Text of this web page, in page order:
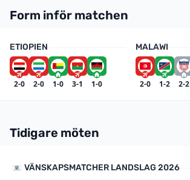
Form inför matchen
ETIOPIEN
2-0 2-0 1-0 3-1 1-0
MALAWI
2-0 1-2 2-2
Tidigare möten
VÄNSKAPSMATCHER LANDSLAG 2026